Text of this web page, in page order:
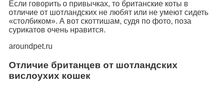
Если говорить о привычках, то британские коты в
отличие от шотландских не любят или не умеют сидеть
«столбиком». А вот скоттишам, судя по фото, поза
сурикатов очень нравится.
aroundpet.ru
Отличие британцев от шотландских
вислоухих кошек